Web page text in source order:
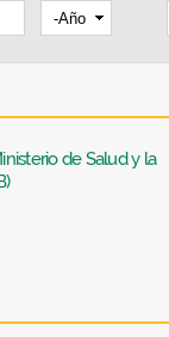
Año
de Salud y la